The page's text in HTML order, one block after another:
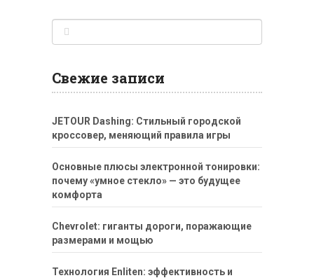
Свежие записи
JETOUR Dashing: Стильный городской
кроссовер, меняющий правила игры
Основные плюсы электронной тонировки:
почему «умное стекло» — это будущее
комфорта
Chevrolet: гиганты дороги, поражающие
размерами и мощью
Технология Enliten: эффективность и